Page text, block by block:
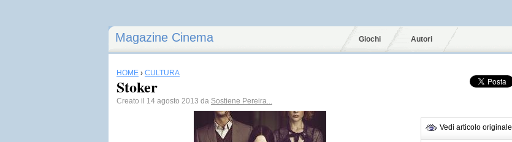
Magazine Cinema Giochi Autori
HOME › CULTURA
Stoker
Creato il 14 agosto 2013 da Sostiene Pereira...
Vedi articolo originale